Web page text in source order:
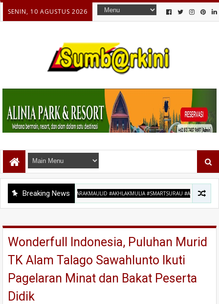
SENIN, 10 AGUSTUS 2026
Breaking News
#SEMARAKMAULID #AKHLAKMULIA #SMARTSURAU #ANAKINDONESIA
Wonderfull Indonesia, Puluhan Murid
TK Alam Talago Sawahlunto Ikuti
Pagelaran Minat dan Bakat Peserta
Didik